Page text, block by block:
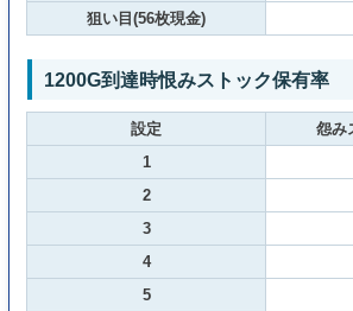
狙い目(56枚現金)
1200G到達時恨みストック保有率
設定
怨み
1
2
3
4
5